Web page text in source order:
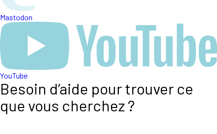
Mastodon
YouTube
Besoin d’aide pour trouver ce
que vous cherchez ?